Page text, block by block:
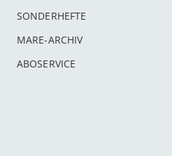
SONDERHEFTE
MARE-ARCHIV
ABOSERVICE